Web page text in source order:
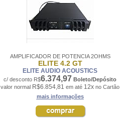
AMPLIFICADOR DE POTENCIA 2OHMS
ELITE 4.2 GT
ELITE AUDIO ACOUSTICS
c/ desconto R$6.374,97 Boleto/Depósito
valor normal R$6.854,81 em até 12x no Cartão
mais informações